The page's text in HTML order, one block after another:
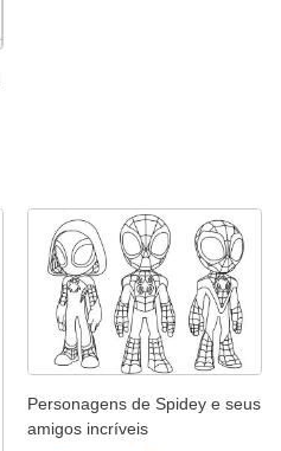
Personagens de Spidey e seus
amigos incríveis